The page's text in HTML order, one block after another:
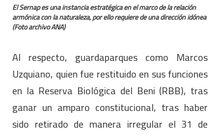
El Sernap es una instancia estratégica en el marco de la relación
armónica con la naturaleza, por ello requiere de una dirección idónea
(Foto archivo ANA)
Al respecto, guardaparques como Marcos
Uzquiano, quien fue restituido en sus funciones
en la Reserva Biológica del Beni (RBB), tras
ganar un amparo constitucional, tras haber
sido retirado de manera irregular el 31 de